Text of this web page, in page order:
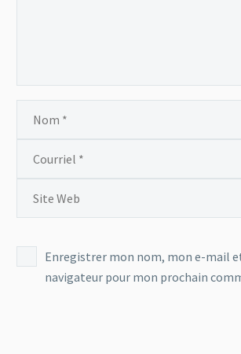
Enregistrer mon nom, mon e-mail
navigateur pour mon prochain